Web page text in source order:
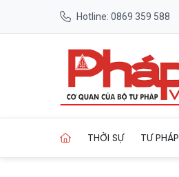
Hotline: 0869 359 588
THỜI SỰ TƯ PHÁP